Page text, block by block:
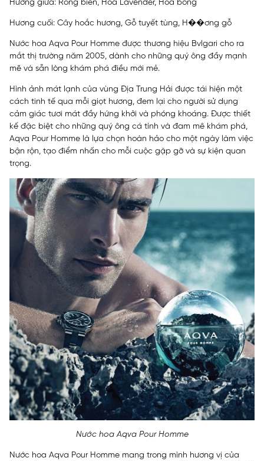
Hương giữa: Rong biển, Hoa Lavender, Hoa bông
Hương cuối: Cây hoắc hương, Gỗ tuyết tùng, H��ơng gỗ
Nước hoa Aqva Pour Homme được thương hiệu Bvlgari cho ra
mắt thị trường năm 2005, dành cho những quý ông đầy mạnh
mẽ và sẵn lòng khám phá điều mới mẻ.
Hình ảnh mát lạnh của vùng Địa Trung Hải được tái hiện một
cách tinh tế qua mỗi giọt hương, đem lại cho người sử dụng
cảm giác tươi mát đầy hứng khởi và phóng khoáng. Được thiết
kế đặc biệt cho những quý ông cá tính và đam mê khám phá,
Aqva Pour Homme là lựa chọn hoàn hảo cho một ngày làm việc
bận rộn, tạo điểm nhấn cho mỗi cuộc gặp gỡ và sự kiện quan
trọng.
Nước hoa Aqva Pour Homme
Nước hoa Aqva Pour Homme mang trong mình hương vị của